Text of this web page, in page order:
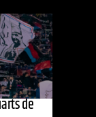
de